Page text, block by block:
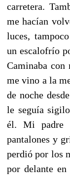
carretera.
me hacían
luces,
un escalofrío
Caminaba con
me vino a la
de noche
le seguía
él. Mi padre
pantalones y
perdió por los
por delante